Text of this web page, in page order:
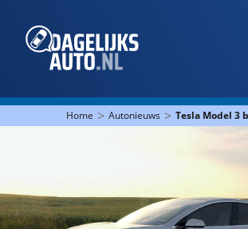
Home > Autonieuws > Tesla Model 3